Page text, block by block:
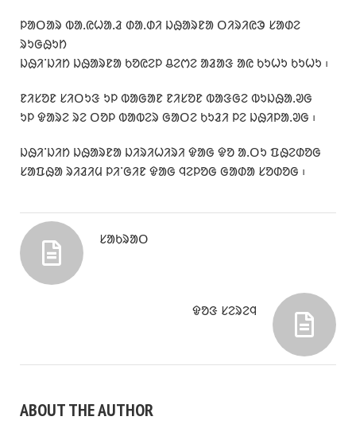
ᱞᱟᱛᱟᱨ ᱵᱟᱹᱭᱦᱟᱹᱲ ᱰᱟᱹᱰᱤ ᱡᱷᱟᱨᱱᱟ ᱛᱤᱨᱤᱭᱳ ᱥᱟᱰᱮ
ᱨᱩᱜᱷᱩᱴ
ᱡᱷᱤᱸᱡᱤᱴ ᱡᱷᱟᱨᱱᱟ ᱠᱚᱭᱮᱞ ᱪᱮᱬᱮ ᱟᱲᱟᱝ ᱟᱭ ᱠᱩᱦᱩ ᱠᱩᱦᱩ ᱾
ᱱᱤᱥᱚᱱ ᱥᱤᱛᱩᱝ ᱩᱞ ᱵᱟᱜᱟᱱ ᱱᱤᱥᱚᱱ ᱵᱟᱝᱜᱮ ᱵᱩᱡᱷᱟᱹᱣᱜ
ᱩᱞ ᱫᱟᱨᱮ ᱨᱮ ᱛᱚᱞ ᱵᱟᱵᱮᱨ ᱜᱟᱛᱮ ᱠᱩᱲᱤ ᱞᱮ ᱡᱷᱤᱞᱟᱹᱣᱜ ᱾
ᱡᱷᱤᱸᱡᱤᱴ ᱡᱷᱟᱨᱱᱟ ᱡᱤᱨᱤᱦᱤᱨᱤ ᱫᱟᱜ ᱫᱚ ᱟᱹᱛᱩ ᱯᱷᱮᱰᱚᱜ
ᱥᱟᱯᱷᱟ ᱨᱤᱲᱤᱢ ᱞᱤᱸᱜᱤᱱ ᱫᱟᱜ ᱧᱮᱞᱚᱜ ᱜᱟᱰᱟ ᱥᱚᱰᱚᱜ ᱾
ᱥᱟᱠᱨᱟᱛ
ᱫᱚᱝ ᱥᱮᱨᱮᱧ
ABOUT THE AUTHOR